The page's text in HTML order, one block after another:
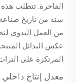
عكس البدائل
المرتكزة على
معدل إنتاج داخلي